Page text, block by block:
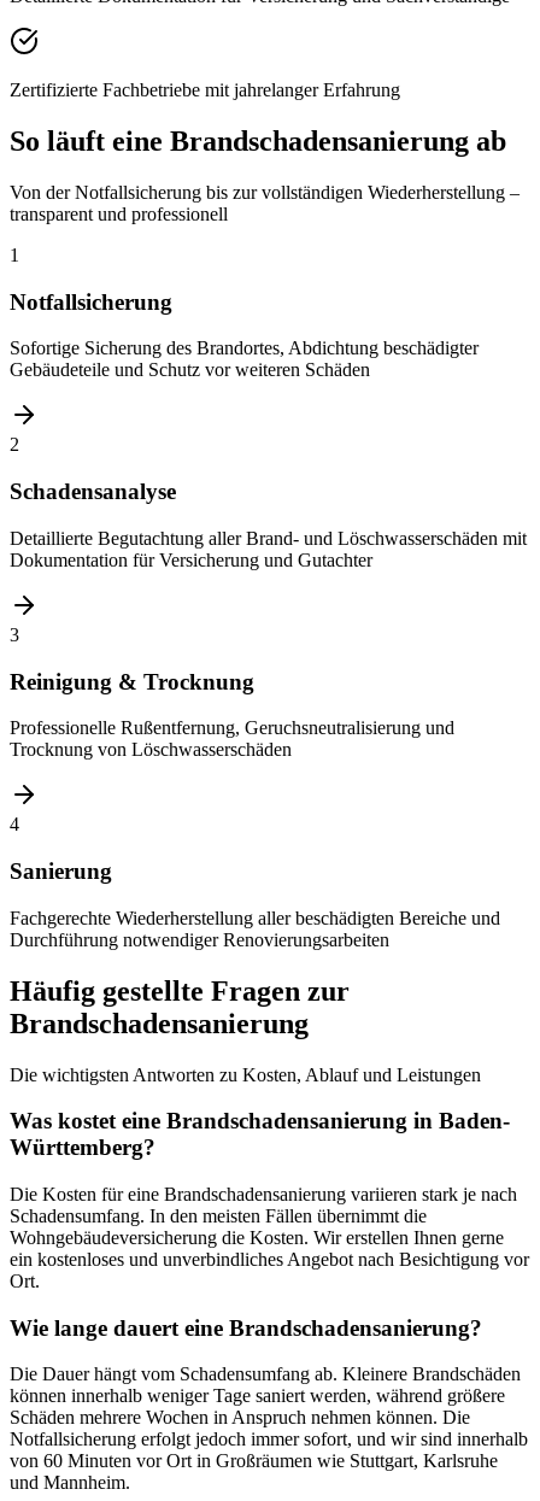
Zertifizierte Fachbetriebe mit jahrelanger Erfahrung
So läuft eine Brandschadensanierung ab
Von der Notfallsicherung bis zur vollständigen Wiederherstellung –
transparent und professionell
1
Notfallsicherung
Sofortige Sicherung des Brandortes, Abdichtung beschädigter
Gebäudeteile und Schutz vor weiteren Schäden
2
Schadensanalyse
Detaillierte Begutachtung aller Brand- und Löschwasserschäden mit
Dokumentation für Versicherung und Gutachter
3
Reinigung & Trocknung
Professionelle Rußentfernung, Geruchsneutralisierung und
Trocknung von Löschwasserschäden
4
Sanierung
Fachgerechte Wiederherstellung aller beschädigten Bereiche und
Durchführung notwendiger Renovierungsarbeiten
Häufig gestellte Fragen zur
Brandschadensanierung
Die wichtigsten Antworten zu Kosten, Ablauf und Leistungen
Was kostet eine Brandschadensanierung in Baden-
Württemberg?
Die Kosten für eine Brandschadensanierung variieren stark je nach
Schadensumfang. In den meisten Fällen übernimmt die
Wohngebäudeversicherung die Kosten. Wir erstellen Ihnen gerne
ein kostenloses und unverbindliches Angebot nach Besichtigung vor
Ort.
Wie lange dauert eine Brandschadensanierung?
Die Dauer hängt vom Schadensumfang ab. Kleinere Brandschäden
können innerhalb weniger Tage saniert werden, während größere
Schäden mehrere Wochen in Anspruch nehmen können. Die
Notfallsicherung erfolgt jedoch immer sofort, und wir sind innerhalb
von 60 Minuten vor Ort in Großräumen wie Stuttgart, Karlsruhe
und Mannheim.